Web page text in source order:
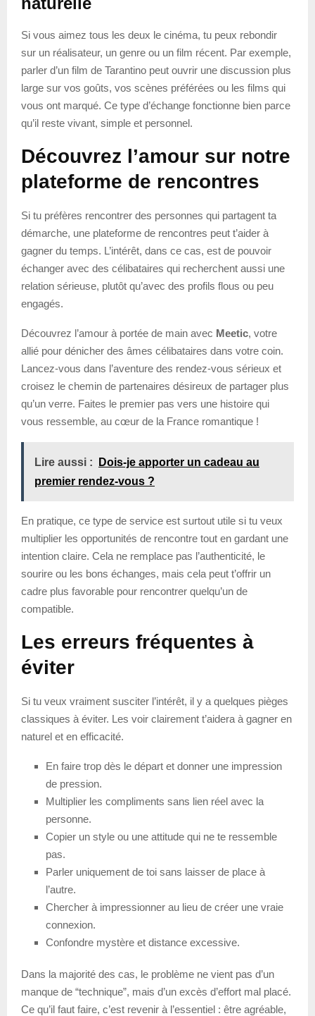
Si vous aimez tous les deux le cinéma, tu peux rebondir
sur un réalisateur, un genre ou un film récent. Par exemple,
parler d’un film de Tarantino peut ouvrir une discussion plus
large sur vos goûts, vos scènes préférées ou les films qui
vous ont marqué. Ce type d’échange fonctionne bien parce
qu’il reste vivant, simple et personnel.
Découvrez l’amour sur notre
plateforme de rencontres
Si tu préfères rencontrer des personnes qui partagent ta
démarche, une plateforme de rencontres peut t’aider à
gagner du temps. L’intérêt, dans ce cas, est de pouvoir
échanger avec des célibataires qui recherchent aussi une
relation sérieuse, plutôt qu’avec des profils flous ou peu
engagés.
Découvrez l’amour à portée de main avec Meetic, votre
allié pour dénicher des âmes célibataires dans votre coin.
Lancez-vous dans l’aventure des rendez-vous sérieux et
croisez le chemin de partenaires désireux de partager plus
qu’un verre. Faites le premier pas vers une histoire qui
vous ressemble, au cœur de la France romantique !
Lire aussi :
Dois-je apporter un cadeau au
premier rendez-vous ?
En pratique, ce type de service est surtout utile si tu veux
multiplier les opportunités de rencontre tout en gardant une
intention claire. Cela ne remplace pas l’authenticité, le
sourire ou les bons échanges, mais cela peut t’offrir un
cadre plus favorable pour rencontrer quelqu’un de
compatible.
Les erreurs fréquentes à
éviter
Si tu veux vraiment susciter l’intérêt, il y a quelques pièges
classiques à éviter. Les voir clairement t’aidera à gagner en
naturel et en efficacité.
En faire trop dès le départ et donner une impression
de pression.
Multiplier les compliments sans lien réel avec la
personne.
Copier un style ou une attitude qui ne te ressemble
pas.
Parler uniquement de toi sans laisser de place à
l’autre.
Chercher à impressionner au lieu de créer une vraie
connexion.
Confondre mystère et distance excessive.
Dans la majorité des cas, le problème ne vient pas d’un
manque de “technique”, mais d’un excès d’effort mal placé.
Ce qu’il faut faire, c’est revenir à l’essentiel : être agréable,